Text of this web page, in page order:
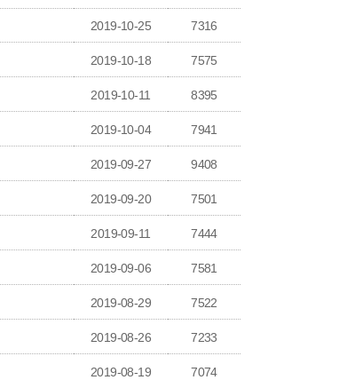
2019-10-25 7316
2019-10-18 7575
2019-10-11 8395
2019-10-04 7941
2019-09-27 9408
2019-09-20 7501
2019-09-11 7444
2019-09-06 7581
2019-08-29 7522
2019-08-26 7233
2019-08-19 7074